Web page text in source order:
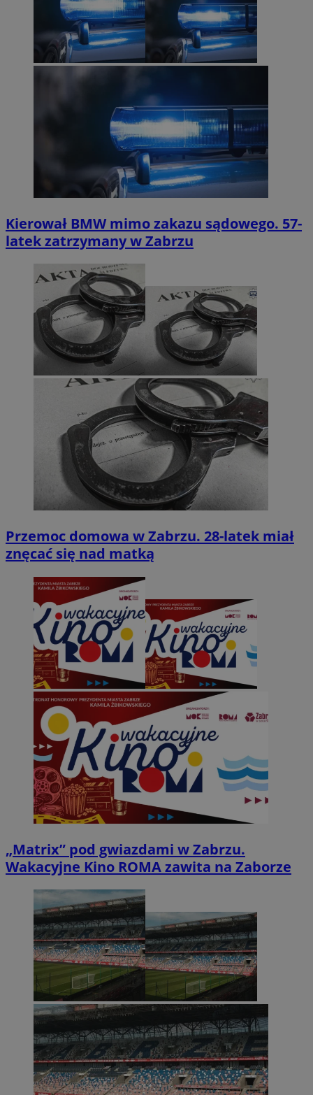
Kierował BMW mimo zakazu sądowego. 57-
latek zatrzymany w Zabrzu
Przemoc domowa w Zabrzu. 28-latek miał
znęcać się nad matką
„Matrix” pod gwiazdami w Zabrzu.
Wakacyjne Kino ROMA zawita na Zaborze